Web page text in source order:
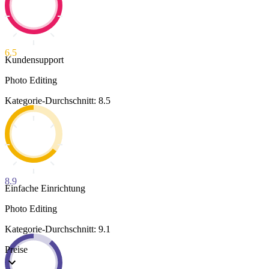
6.5
Kundensupport
Photo Editing
Kategorie-Durchschnitt: 8.5
8.9
Einfache Einrichtung
Photo Editing
Kategorie-Durchschnitt: 9.1
Preise